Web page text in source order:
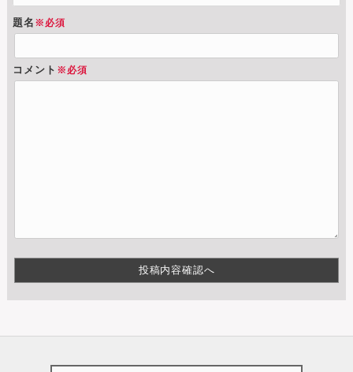
題名 ※必須
コメント ※必須